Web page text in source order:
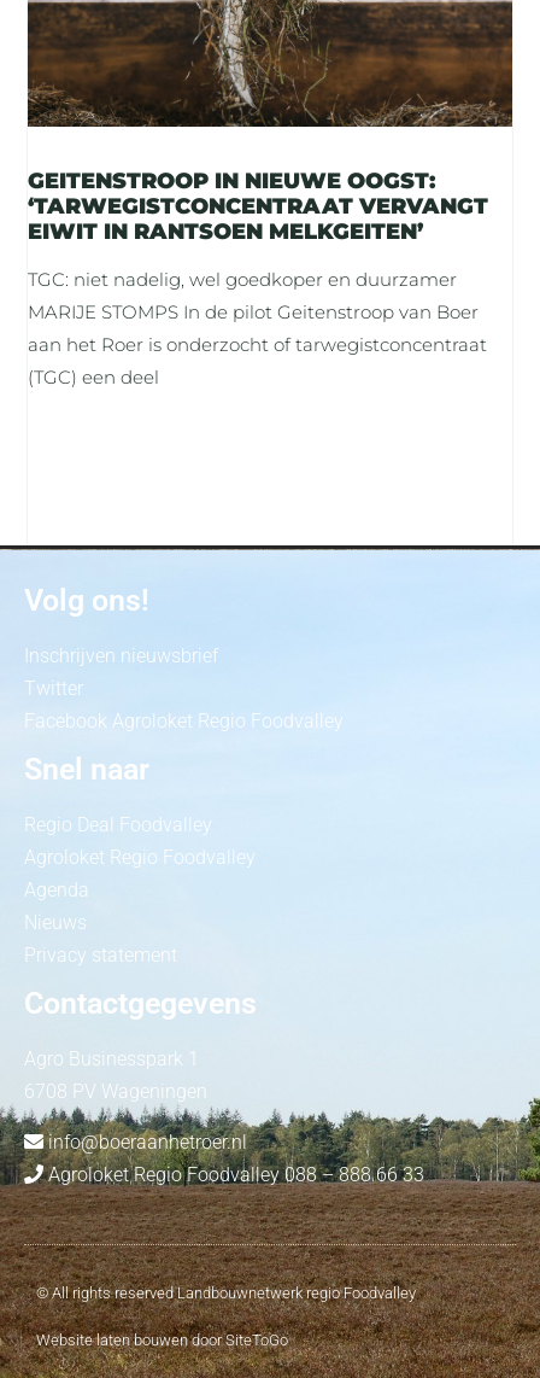
GEITENSTROOP IN NIEUWE OOGST:
‘TARWEGISTCONCENTRAAT VERVANGT
EIWIT IN RANTSOEN MELKGEITEN’
TGC: niet nadelig, wel goedkoper en duurzamer
MARIJE STOMPS In de pilot Geitenstroop van Boer
aan het Roer is onderzocht of tarwegistconcentraat
(TGC) een deel
Volg ons!
Inschrijven nieuwsbrief
Twitter
Facebook Agroloket Regio Foodvalley
Snel naar
Regio Deal Foodvalley
Agroloket Regio Foodvalley
Agenda
Nieuws
Privacy statement
Contactgegevens
Agro Businesspark 1
6708 PV Wageningen
info@boeraanhetroer.nl
Agroloket Regio Foodvalley 088 – 888 66 33
© All rights reserved Landbouwnetwerk regio Foodvalley
Website laten bouwen door SiteToGo